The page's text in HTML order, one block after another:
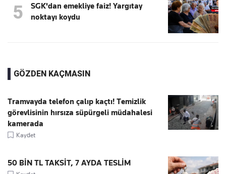
5
SGK'dan emekliye faiz! Yargıtay
noktayı koydu
GÖZDEN KAÇMASIN
Tramvayda telefon çalıp kaçtı! Temizlik
görevlisinin hırsıza süpürgeli müdahalesi
kamerada
Kaydet
50 BİN TL TAKSİT, 7 AYDA TESLİM